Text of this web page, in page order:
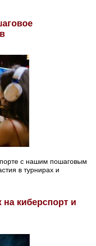
с нашим пошаговым
в турнирах и
киберспорт и